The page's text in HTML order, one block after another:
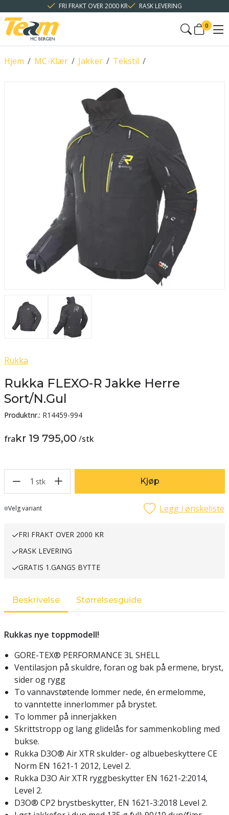
FRI FRAKT OVER 2000 KR RASK LEVERING
0
/
Hjem /
MC-Klær /
Jakker /
Tekstil
Rukka
Rukka FLEXO-R Jakke Herre
Sort/N.Gul
Produktnr.: R14459-994
frakr 19 795,00 /stk
1 stk Kjøp
Lager
Velg variant Legg i ønskeliste
FRI FRAKT OVER 2000 KR
RASK LEVERING
GRATIS 1.GANGS BYTTE
Beskrivelse Størrelsesguide
Rukkas nye toppmodell!
GORE-TEX® PERFORMANCE 3L SHELL
Ventilasjon på skuldre, foran og bak på ermene, bryst,
sider og rygg
To vannavstøtende lommer nede, én ermelomme,
to vanntette innerlommer på brystet.
To lommer på innerjakken
Skrittstropp og lang glidelås for sammenkobling med
bukse.
Rukka D3O® Air XTR skulder- og albuebeskyttere CE
Norm EN 1621-1 2012, Level 2.
Rukka D3O Air XTR ryggbeskytter EN 1621-2:2014,
Level 2.
D3O® CP2 brystbeskytter, EN 1621-3:2018 Level 2.